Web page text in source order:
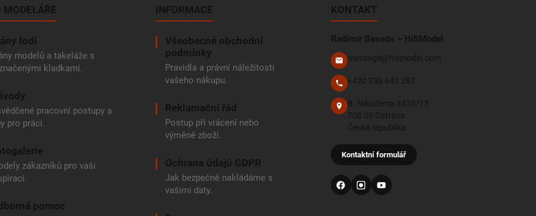
MODELÁŘE
lodí
modelů a takeláže s
kladkami.
pracovní postupy a
pro práci.
zákazníků pro vaši
pomoc
INFORMACE
Všeobecné obchodní
podmínky
Pravidla a právní náležitosti
vašeho nákupu.
Reklamační řád
Postup při vrácení nebo
výměně zboží.
Ochrana údajů GDPR
Jak bezpečně nakládáme s
vašimi daty.
KONTAKT
Radimír Beseda – HiSModel
message@hismodel.com
+420 736 643 287
B. Nikodéma 4476/15
708 00 Ostrava
Česká republika
Kontaktní formulář